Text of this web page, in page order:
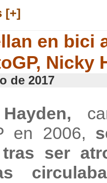
[+]
en bici
Nicky
de 2017
en 2006,
ser